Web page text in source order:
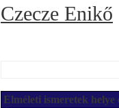
Czecze Enikő
Elméleti ismeretek